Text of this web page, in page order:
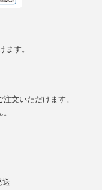
ます。
文いただけます。
送